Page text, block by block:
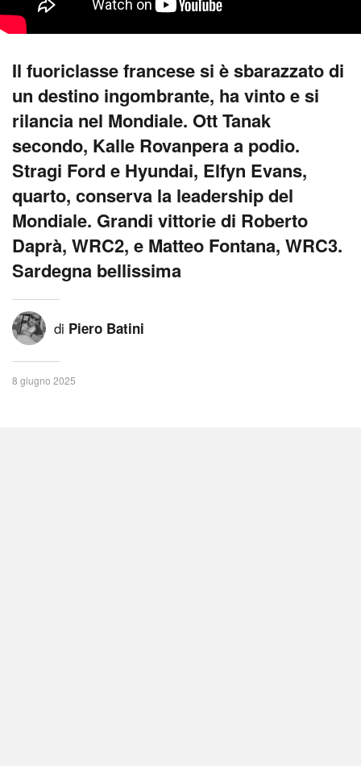
Il fuoriclasse francese si è sbarazzato di
un destino ingombrante, ha vinto e si
rilancia nel Mondiale. Ott Tanak
secondo, Kalle Rovanpera a podio.
Stragi Ford e Hyundai, Elfyn Evans,
quarto, conserva la leadership del
Mondiale. Grandi vittorie di Roberto
Daprà, WRC2, e Matteo Fontana, WRC3.
Sardegna bellissima
di Piero Batini
8 giugno 2025